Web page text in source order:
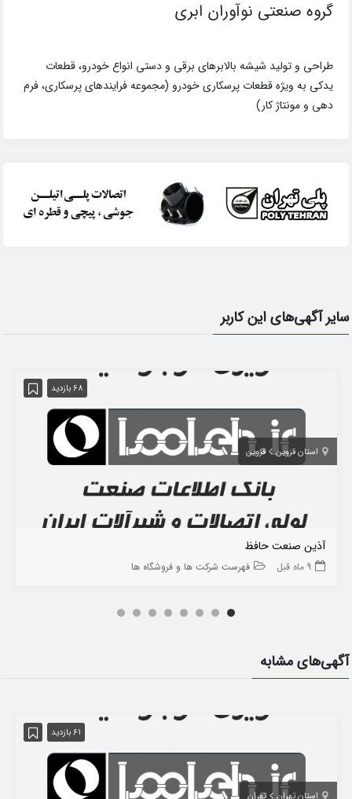
گروه صنعتی نوآوران ابری
طراحی و تولید شیشه بالابرهای برقی و دستی انواع خودرو، قطعات
یدکی به ویژه قطعات پرسکاری خودرو (مجموعه فرایندهای پرسکاری، فرم
دهی و مونتاژ کار)
سایر آگهی‌های این کاربر
68 بازدید
استان قزوین قزوین
آذین صنعت حافظ
9 ماه قبل فهرست شرکت ها و فروشگاه ها
آگهی‌های مشابه
61 بازدید
استان تهران تهران